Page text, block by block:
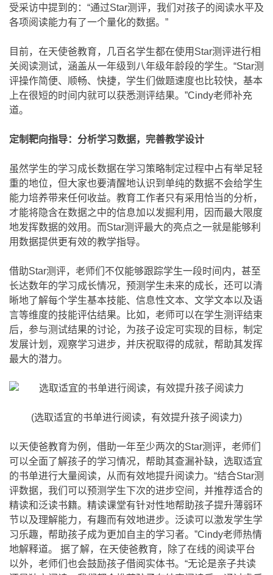
受采访中提到的：“通过Star测评，我们对孩子的阅读水平及
各项阅读能力有了一个量化的数据。”
目前，在天使爸教育，几百名学生都在使用Star测评进行相
关阅读测试，涵盖从一年级到八年级年龄段的学生。“Star测
评操作简便、顺畅、快捷，学生们做题速度也比较快，基本
上在很短的时间内就可以获悉测评结果。”Cindy老师补充
道。
定制靶向指导：分析学习数据，完善教学设计
虽然学生的学习成长数据在学习策略制定过程中占有举足轻
重的地位，但大家也要清醒地认识到单纯的数据不会给学生
能力培养带来任何收益。教育工作者只有采用恰当的分析，
才能将隐含在数据之中的信息加以发掘利用，因而最大限度
地发挥数据的效用。而Star测评最大的亮点之一就是能够利
用数据提供更有效的教学指导。
借助Star测评，老师们不仅能够跟踪学生一段时间内，甚至
长达数年的学习成长情况，预测学生未来的成长，还可以清
晰地了解每个学生基本技能、信息性文本、文学文本以及语
言等维度的技能评估结果。比如，老师可以在学生测评结束
后，参与测试结果的讨论，为孩子设定可实现的目标，制定
发展计划，观察学习进步，并庆祝取得的成就，帮助其发挥
最大的潜力。
(选取适宜的书单进行阅读，有效提升孩子阅读力)
以天使爸教育为例，借助一年至少两次的Star测评，老师们
可以全面了解孩子的学习情况，帮助其查漏补缺，选取适宜
的书单进行大量阅读，从而有效地提升阅读力。“结合Star测
评数据，我们可以预测学生下次的进步空间，并推荐适合的
精读和泛读书籍。精读课堂有针对性地帮助孩子提升薄弱环
节以及理解能力，有趣而有效地进步。泛读可以激发学生学
习乐趣，帮助孩子成为更加自主的学习者。”Cindy老师热情
地解释道。 据了解，在天使爸教育，除了在线的阅读平台
以外，老师们也会鼓励孩子借阅实体书。“无论是亲子共读